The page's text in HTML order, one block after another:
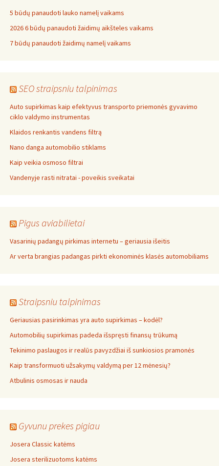
5 būdų panaudoti lauko namelį vaikams
2026 6 būdų panaudoti žaidimų aikšteles vaikams
7 būdų panaudoti žaidimų namelį vaikams
SEO straipsniu talpinimas
Auto supirkimas kaip efektyvus transporto priemonės gyvavimo
ciklo valdymo instrumentas
Klaidos renkantis vandens filtrą
Nano danga automobilio stiklams
Kaip veikia osmoso filtrai
Vandenyje rasti nitratai - poveikis sveikatai
Pigus aviabilietai
Vasarinių padangų pirkimas internetu – geriausia išeitis
Ar verta brangias padangas pirkti ekonominės klasės automobiliams
Straipsniu talpinimas
Geriausias pasirinkimas yra auto supirkimas – kodėl?
Automobilių supirkimas padeda išspręsti finansų trūkumą
Tekinimo paslaugos ir realūs pavyzdžiai iš sunkiosios pramonės
Kaip transformuoti užsakymų valdymą per 12 mėnesių?
Atbulinis osmosas ir nauda
Gyvunu prekes pigiau
Josera Classic katėms
Josera sterilizuotoms katėms